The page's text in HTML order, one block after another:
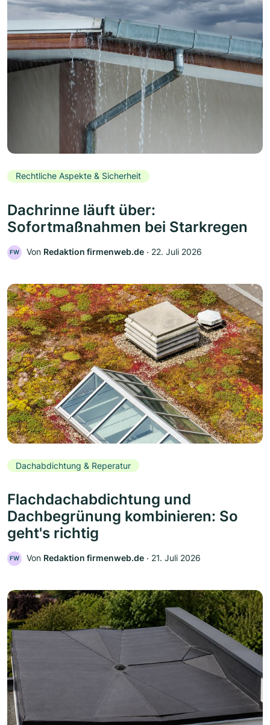
Rechtliche Aspekte & Sicherheit
Dachrinne läuft über:
Sofortmaßnahmen bei Starkregen
FW Von Redaktion firmenweb.de ‧ 22. Juli 2026
Dachabdichtung & Reperatur
Flachdachabdichtung und
Dachbegrünung kombinieren: So
geht's richtig
FW Von Redaktion firmenweb.de ‧ 21. Juli 2026